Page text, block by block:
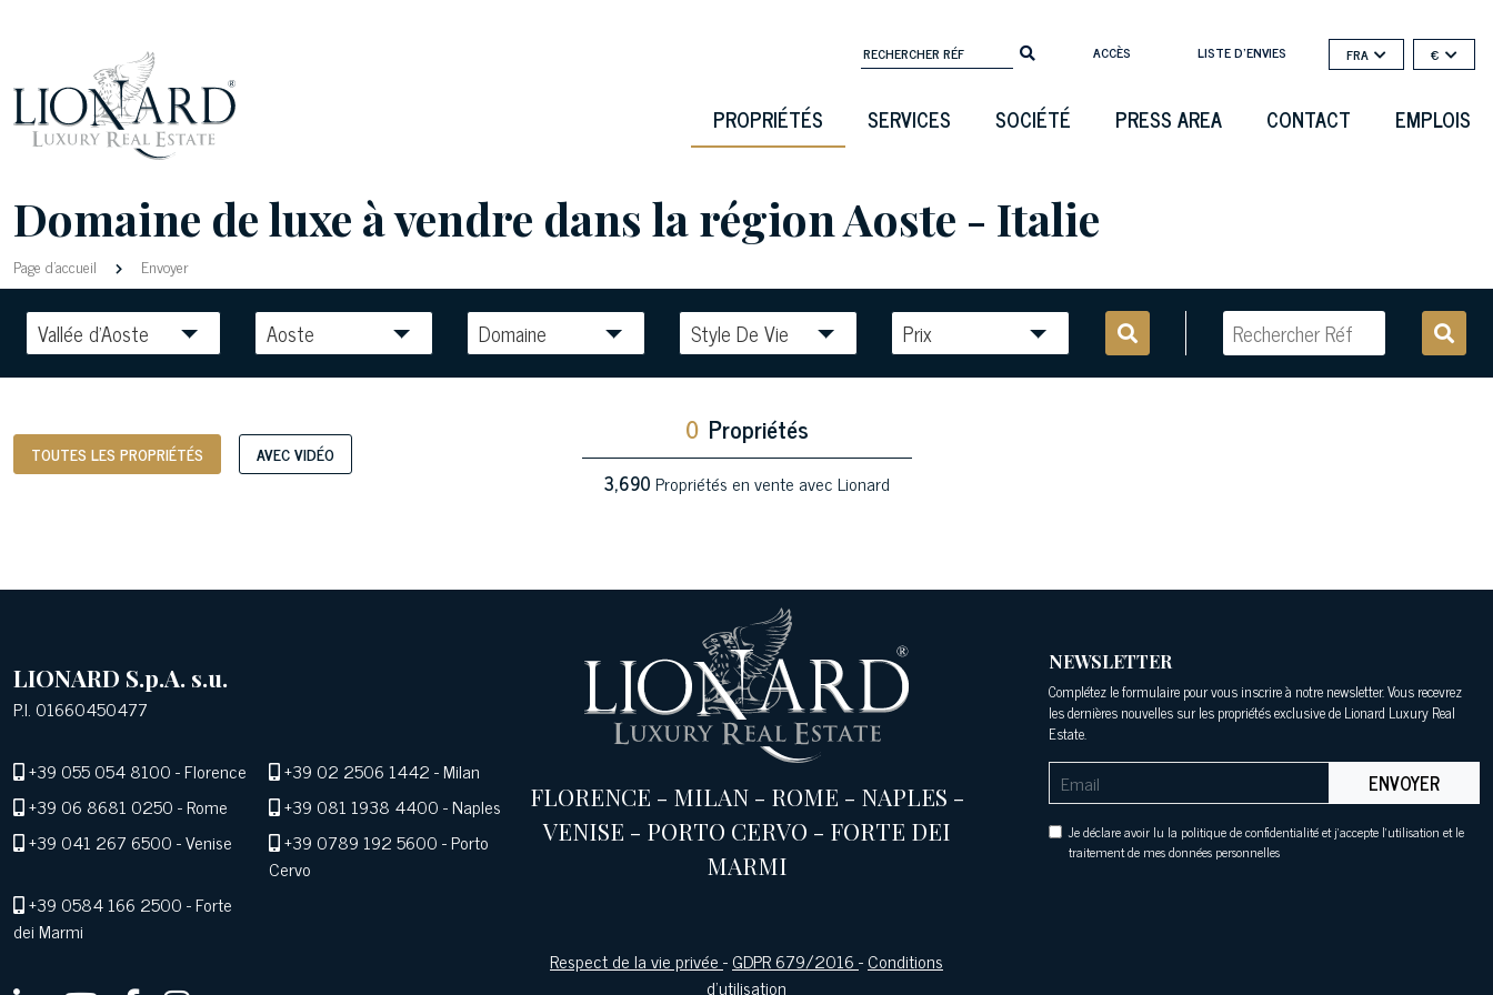
ACCÈS LISTE D'ENVIES FRA €
PROPRIÉTÉS SERVICES SOCIÉTÉ PRESS AREA CONTACT EMPLOIS
Domaine de luxe à vendre dans la région Aoste - Italie
Page d'accueil Envoyer
Vallée d'Aoste Aoste Domaine Style De Vie Prix
TOUTES LES PROPRIÉTÉS AVEC VIDÉO
0 Propriétés
3,690Propriétés en vente avec Lionard
LIONARD S.p.A. s.u.
P.I. 01660450477
+39 055 054 8100- Florence +39 02 2506 1442- Milan
+39 06 8681 0250- Rome +39 081 1938 4400- Naples
+39 041 267 6500- Venise +39 0789 192 5600- Porto
Cervo
+39 0584 166 2500- Forte
dei Marmi
FLORENCE - MILAN- ROME - NAPLES -
VENISE - PORTO CERVO - FORTE DEI
MARMI
Respect de la vie privée-GDPR 679/2016-Conditions
d'utilisation
NEWSLETTER
Complétez le formulaire pour vous inscrire à notre newsletter. Vous recevrez
les dernières nouvelles sur les propriétés exclusive de Lionard Luxury Real
Estate.
ENVOYER
Je déclare avoir lu la politique de confidentialité et j'accepte l'utilisation et le
traitement de mes données personnelles